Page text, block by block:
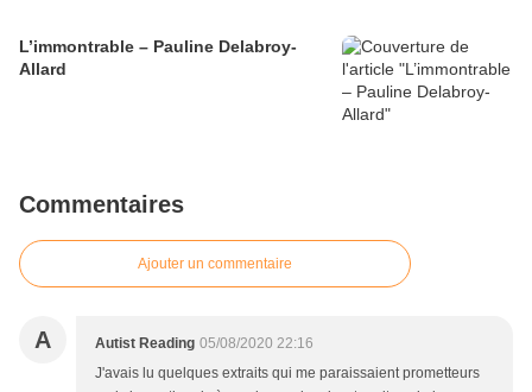
L’immontrable – Pauline Delabroy-
Allard
Commentaires
Ajouter un commentaire
A Autist Reading 05/08/2020 22:16
J'avais lu quelques extraits qui me paraissaient prometteurs